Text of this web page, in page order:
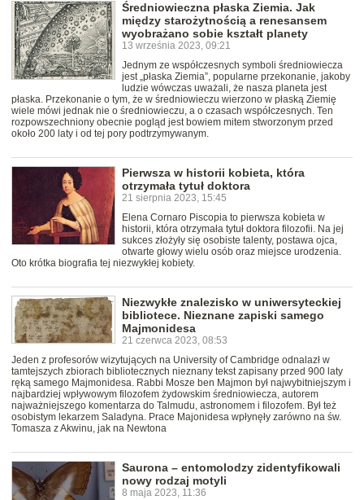
Średniowieczna płaska Ziemia. Jak
między starożytnością a renesansem
wyobrażano sobie kształt planety
13 września 2023, 09:21
Jednym ze współczesnych symboli średniowiecza
jest „płaska Ziemia”, popularne przekonanie, jakoby
ludzie wówczas uważali, że nasza planeta jest
płaska. Przekonanie o tym, że w średniowieczu wierzono w płaską Ziemię
wiele mówi jednak nie o średniowieczu, a o czasach współczesnych. Ten
rozpowszechniony obecnie pogląd jest bowiem mitem stworzonym przed
około 200 laty i od tej pory podtrzymywanym.
Pierwsza w historii kobieta, która
otrzymała tytuł doktora
21 sierpnia 2023, 15:45
Elena Cornaro Piscopia to pierwsza kobieta w
historii, która otrzymała tytuł doktora filozofii. Na jej
sukces złożyły się osobiste talenty, postawa ojca,
otwarte głowy wielu osób oraz miejsce urodzenia.
Oto krótka biografia tej niezwykłej kobiety.
Niezwykłe znalezisko w uniwersyteckiej
bibliotece. Nieznane zapiski samego
Majmonidesa
21 czerwca 2023, 08:53
Jeden z profesorów wizytujących na University of Cambridge odnalazł w
tamtejszych zbiorach bibliotecznych nieznany tekst zapisany przed 900 laty
ręką samego Majmonidesa. Rabbi Mosze ben Majmon był najwybitniejszym i
najbardziej wpływowym filozofem żydowskim średniowiecza, autorem
najważniejszego komentarza do Talmudu, astronomem i filozofem. Był też
osobistym lekarzem Saladyna. Prace Majonidesa wpłynęły zarówno na św.
Tomasza z Akwinu, jak na Newtona
Saurona – entomolodzy zidentyfikowali
nowy rodzaj motyli
8 maja 2023, 11:36